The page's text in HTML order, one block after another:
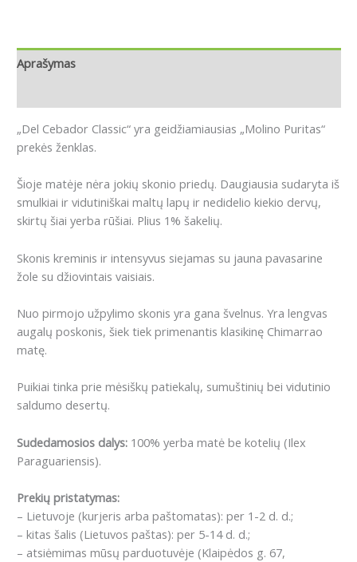
Aprašymas
„Del Cebador Classic“ yra geidžiamiausias „Molino Puritas“
prekės ženklas.
Šioje matėje nėra jokių skonio priedų. Daugiausia sudaryta iš
smulkiai ir vidutiniškai maltų lapų ir nedidelio kiekio dervų,
skirtų šiai yerba rūšiai. Plius 1% šakelių.
Skonis kreminis ir intensyvus siejamas su jauna pavasarine
žole su džiovintais vaisiais.
Nuo pirmojo užpylimo skonis yra gana švelnus. Yra lengvas
augalų poskonis, šiek tiek primenantis klasikinę Chimarrao
matę.
Puikiai tinka prie mėsiškų patiekalų, sumuštinių bei vidutinio
saldumo desertų.
Sudedamosios dalys: 100% yerba matė be kotelių (Ilex
Paraguariensis).
Prekių pristatymas:
– Lietuvoje (kurjeris arba paštomatas): per 1-2 d. d.;
– kitas šalis (Lietuvos paštas): per 5-14 d. d.;
– atsiėmimas mūsų parduotuvėje (Klaipėdos g. 67,